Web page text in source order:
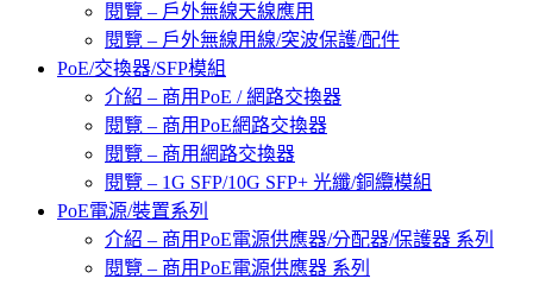
閱覽 – 戶外無線天線應用
閱覽 – 戶外無線用線/突波保護/配件
PoE/交換器/SFP模組
介紹 – 商用PoE / 網路交換器
閱覽 – 商用PoE網路交換器
閱覽 – 商用網路交換器
閱覽 – 1G SFP/10G SFP+ 光纖/銅纜模組
PoE電源/裝置系列
介紹 – 商用PoE電源供應器/分配器/保護器 系列
閱覽 – 商用PoE電源供應器 系列